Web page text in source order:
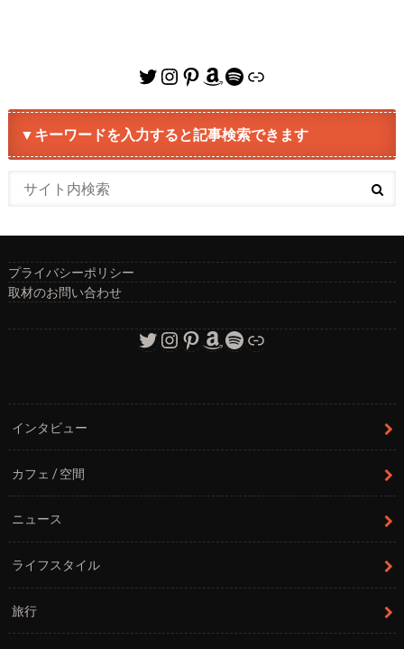
Twitter
Instagram
Pinterest
Amazon
Spotify
リンク
▼キーワードを入力すると記事検索できます
プライバシーポリシー
取材のお問い合わせ
Twitter
Instagram
Pinterest
Amazon
Spotify
リンク
インタビュー
カフェ / 空間
ニュース
ライフスタイル
旅行